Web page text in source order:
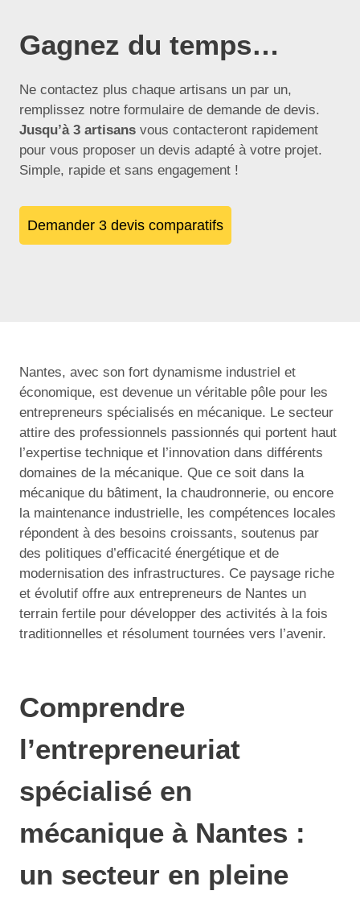
Gagnez du temps…
Ne contactez plus chaque artisans un par un,
remplissez notre formulaire de demande de devis.
Jusqu’à 3 artisans vous contacteront rapidement
pour vous proposer un devis adapté à votre projet.
Simple, rapide et sans engagement !
Demander 3 devis comparatifs
Nantes, avec son fort dynamisme industriel et
économique, est devenue un véritable pôle pour les
entrepreneurs spécialisés en mécanique. Le secteur
attire des professionnels passionnés qui portent haut
l’expertise technique et l’innovation dans différents
domaines de la mécanique. Que ce soit dans la
mécanique du bâtiment, la chaudronnerie, ou encore
la maintenance industrielle, les compétences locales
répondent à des besoins croissants, soutenus par
des politiques d’efficacité énergétique et de
modernisation des infrastructures. Ce paysage riche
et évolutif offre aux entrepreneurs de Nantes un
terrain fertile pour développer des activités à la fois
traditionnelles et résolument tournées vers l’avenir.
Comprendre
l’entrepreneuriat
spécialisé en
mécanique à Nantes :
un secteur en pleine